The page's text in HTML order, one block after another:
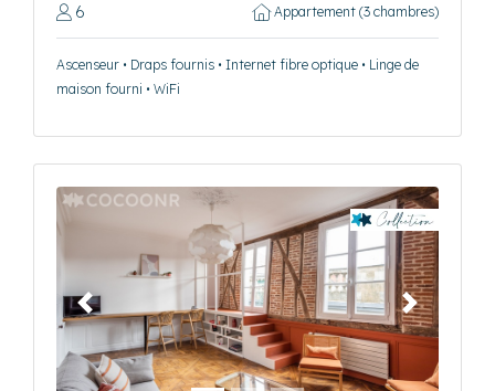
6 Appartement (3 chambres)
Ascenseur • Draps fournis • Internet fibre optique • Linge de
maison fourni • WiFi
Précédent Suivant